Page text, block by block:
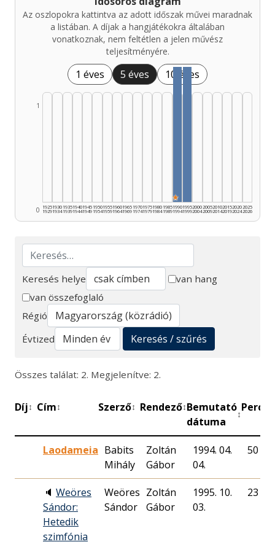
Az oszlopokra kattintva az adott időszak művei maradnak
a listában. A díjak a hangjátékokra általában
vonatkoznak, nem feltétlen a jelen művész
teljesítményére.
1 éves 5 éves 10 éves
0
1
1925
1929
1930
1934
1935
1939
1940
1944
1945
1949
1950
1954
1955
1959
1960
1964
1965
1969
1970
1974
1975
1979
1980
1984
1985
1989
★
1990
1994
1995
1999
2000
2004
2005
2009
2010
2014
2015
2019
2020
2024
2025
2026
Keresés
Keresés helye
van hang
van összefoglaló
Régió
Évtized
Keresés / szűrés
Összes találat: 2. Megjelenítve: 2.
Díj↕ Cím↕ Szerző↕ Rendező↕Bemutató
dátuma
↕
Perc
Laodameia Babits
Mihály
Zoltán
Gábor
1994. 04.
04.
50
🔈 Weöres
Sándor:
Hetedik
szimfónia
Weöres
Sándor
Zoltán
Gábor
1995. 10.
03.
23